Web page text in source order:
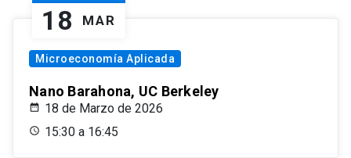
18 MAR
Microeconomía Aplicada
Nano Barahona, UC Berkeley
18 de Marzo de 2026
15:30 a 16:45